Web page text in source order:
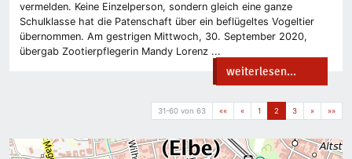
vermelden. Keine Einzelperson, sondern gleich eine ganze
Schulklasse hat die Patenschaft über ein beflügeltes Vogeltier
übernommen. Am gestrigen Mittwoch, 30. September 2020,
übergab Zootierpflegerin Mandy Lorenz ...
weiterlesen...
31-60 von 63 «« « 1 2 3 » »»